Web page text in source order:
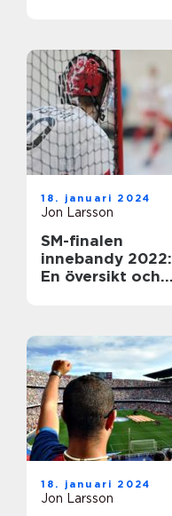
18. januari 2024
Jon Larsson
SM-finalen
innebandy 2022:
En översikt och
18. januari 2024
Jon Larsson